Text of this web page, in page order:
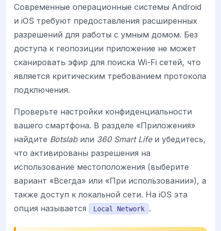
Современные операционные системы Android
и iOS требуют предоставления расширенных
разрешений для работы с умным домом. Без
доступа к геопозиции приложение не может
сканировать эфир для поиска Wi-Fi сетей, что
является критическим требованием протокола
подключения.
Проверьте настройки конфиденциальности
вашего смартфона. В разделе «Приложения»
найдите Botslabили 360 Smart Lifeи убедитесь,
что активированы разрешения на
использование местоположения (выберите
вариант «Всегда» или «При использовании»), а
также доступ к локальной сети. На iOS эта
опция называется
Local Network .